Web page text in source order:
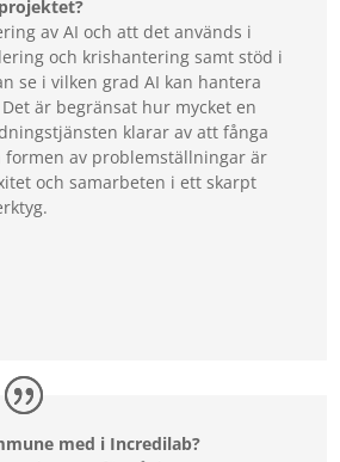
av AI och att det används i
och krishantering samt stöd i
se i vilken grad AI kan hantera
är begränsat hur mycket en
klarar av att fånga
av problemställningar är
och samarbeten i ett skarpt
med i Incredilab?